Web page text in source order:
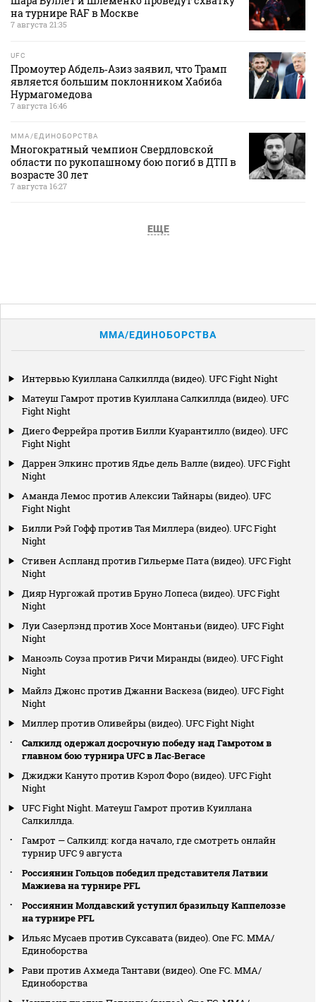
на турнире RAF в Москве
7 августа 21:35
UFC
Промоутер Абдель‑Азиз заявил, что Трамп
является большим поклонником Хабиба
Нурмагомедова
7 августа 16:46
MMA/ЕДИНОБОРСТВА
Многократный чемпион Свердловской
области по рукопашному бою погиб в ДТП в
возрасте 30 лет
7 августа 16:27
ЕЩЕ
MMA/ЕДИНОБОРСТВА
Интервью Куиллана Салкиллда (видео). UFC Fight Night
Матеуш Гамрот против Куиллана Салкиллда (видео). UFC
Fight Night
Диего Феррейра против Билли Куарантилло (видео). UFC
Fight Night
Даррен Элкинс против Ядье дель Валле (видео). UFC Fight
Night
Аманда Лемос против Алексии Тайнары (видео). UFC
Fight Night
Билли Рэй Гофф против Тая Миллера (видео). UFC Fight
Night
Стивен Аспланд против Гильерме Пата (видео). UFC Fight
Night
Дияр Нургожай против Бруно Лопеса (видео). UFC Fight
Night
Луи Сазерлэнд против Хосе Монтаньи (видео). UFC Fight
Night
Маноэль Соуза против Ричи Миранды (видео). UFC Fight
Night
Майлз Джонс против Джанни Васкеза (видео). UFC Fight
Night
Миллер против Оливейры (видео). UFC Fight Night
Салкилд одержал досрочную победу над Гамротом в
главном бою турнира UFC в Лас‑Вегасе
Джиджи Кануто против Кэрол Форо (видео). UFC Fight
Night
UFC Fight Night. Матеуш Гамрот против Куиллана
Салкиллда.
Гамрот — Салкилд: когда начало, где смотреть онлайн
турнир UFC 9 августа
Россиянин Гольцов победил представителя Латвии
Мажиева на турнире PFL
Россиянин Молдавский уступил бразильцу Каппелоззе
на турнире PFL
Ильяс Мусаев против Суксавата (видео). One FC. MMA/
Единоборства
Рави против Ахмеда Тантави (видео). One FC. MMA/
Единоборства